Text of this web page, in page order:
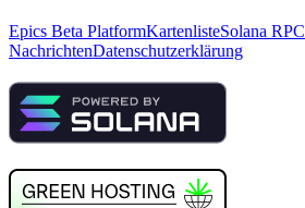
Epics Beta PlatformKartenlisteSolana RPC
NachrichtenDatenschutzerklärung